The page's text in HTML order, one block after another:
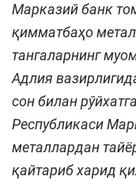
Марказий банк
қимматбаҳо
тангаларнинг
Адлия
сон билан
Республикаси
металлардан
қайтариб харид